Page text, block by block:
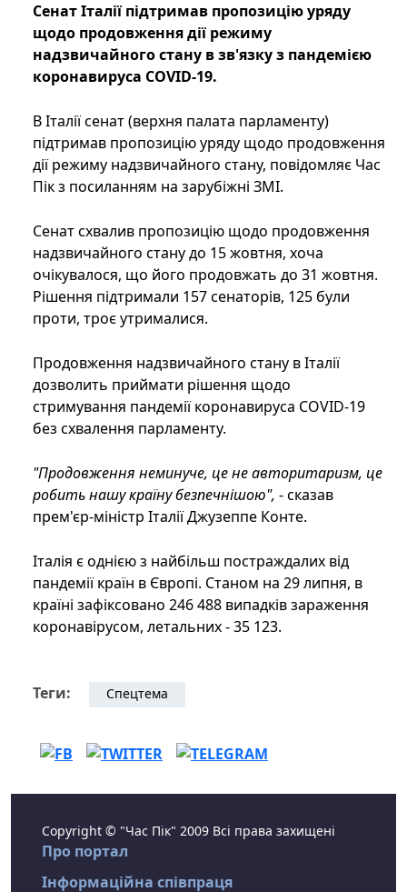
Сенат Італії підтримав пропозицію уряду
щодо продовження дії режиму
надзвичайного стану в зв'язку з пандемією
коронавируса COVID-19.
В Італії сенат (верхня палата парламенту)
підтримав пропозицію уряду щодо продовження
дії режиму надзвичайного стану, повідомляє Час
Пік з посиланням на зарубіжні ЗМІ.
Сенат схвалив пропозицію щодо продовження
надзвичайного стану до 15 жовтня, хоча
очікувалося, що його продовжать до 31 жовтня.
Рішення підтримали 157 сенаторів, 125 були
проти, троє утрималися.
Продовження надзвичайного стану в Італії
дозволить приймати рішення щодо
стримування пандемії коронавируса COVID-19
без схвалення парламенту.
"Продовження неминуче, це не авторитаризм, це
робить нашу країну безпечнішою", - сказав
прем'єр-міністр Італії Джузеппе Конте.
Італія є однією з найбільш постраждалих від
пандемії країн в Європі. Станом на 29 липня, в
країні зафіксовано 246 488 випадків зараження
коронавірусом, летальних - 35 123.
Теги: Спецтема
Copyright © "Час Пік" 2009 Всі права захищені
Про портал
Інформаційна співпраця